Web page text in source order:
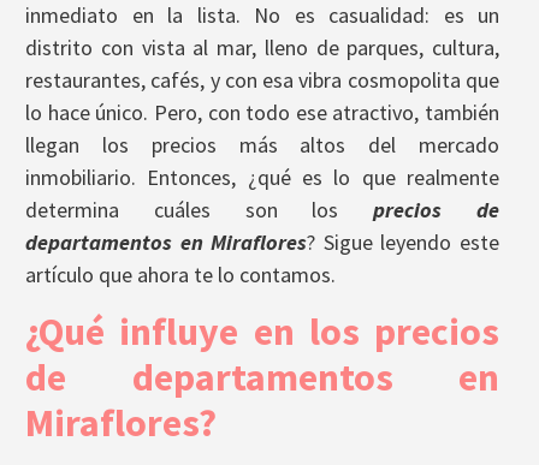
inmediato en la lista. No es casualidad: es un
distrito con vista al mar, lleno de parques, cultura,
restaurantes, cafés, y con esa vibra cosmopolita que
lo hace único. Pero, con todo ese atractivo, también
llegan los precios más altos del mercado
inmobiliario. Entonces, ¿qué es lo que realmente
determina cuáles son losprecios de
departamentos en Miraflores? Sigue leyendo este
artículo que ahora te lo contamos.
¿Qué influye en los precios
de departamentos en
Miraflores?